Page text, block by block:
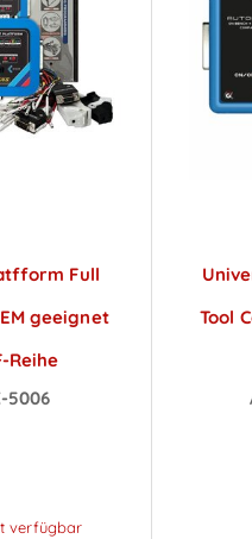
Full
geeignet
Reihe
5006
verfügbar
Tool